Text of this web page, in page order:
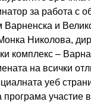
за работа с
Варненска и
Николова,
комплекс –
на всички
уеб
участие